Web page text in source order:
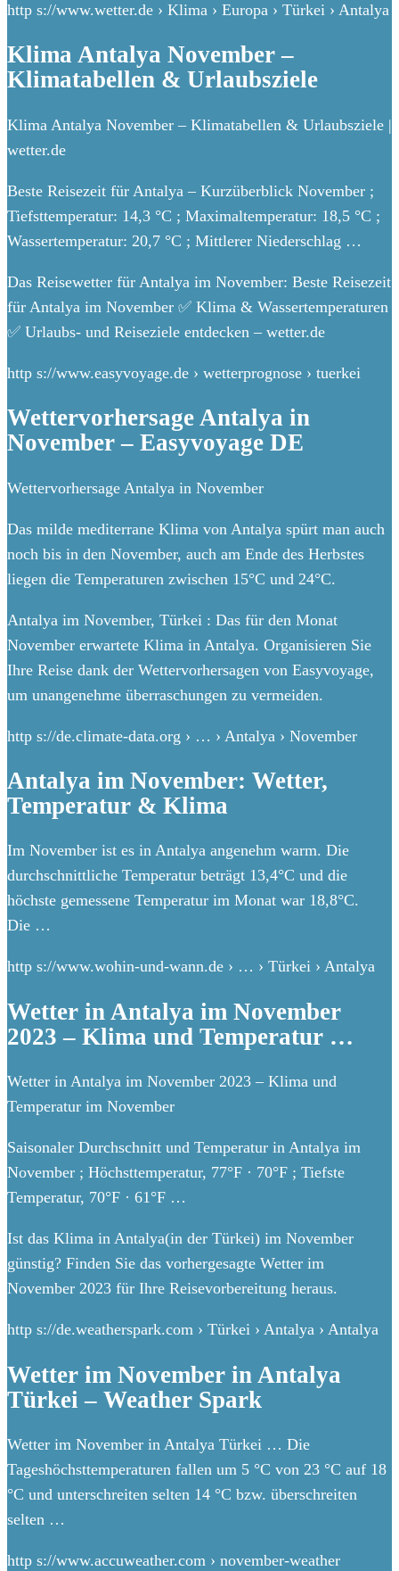
http s://www.wetter.de › Klima › Europa › Türkei › Antalya
Klima Antalya November –
Klimatabellen & Urlaubsziele
Klima Antalya November – Klimatabellen & Urlaubsziele |
wetter.de
Beste Reisezeit für Antalya – Kurzüberblick November ;
Tiefsttemperatur: 14,3 °C ; Maximaltemperatur: 18,5 °C ;
Wassertemperatur: 20,7 °C ; Mittlerer Niederschlag …
Das Reisewetter für Antalya im November: Beste Reisezeit
für Antalya im November ✅ Klima & Wassertemperaturen
✅ Urlaubs- und Reiseziele entdecken – wetter.de
http s://www.easyvoyage.de › wetterprognose › tuerkei
Wettervorhersage Antalya in
November – Easyvoyage DE
Wettervorhersage Antalya in November
Das milde mediterrane Klima von Antalya spürt man auch
noch bis in den November, auch am Ende des Herbstes
liegen die Temperaturen zwischen 15°C und 24°C.
Antalya im November, Türkei : Das für den Monat
November erwartete Klima in Antalya. Organisieren Sie
Ihre Reise dank der Wettervorhersagen von Easyvoyage,
um unangenehme überraschungen zu vermeiden.
http s://de.climate-data.org › … › Antalya › November
Antalya im November: Wetter,
Temperatur & Klima
Im November ist es in Antalya angenehm warm. Die
durchschnittliche Temperatur beträgt 13,4°C und die
höchste gemessene Temperatur im Monat war 18,8°C.
Die …
http s://www.wohin-und-wann.de › … › Türkei › Antalya
Wetter in Antalya im November
2023 – Klima und Temperatur …
Wetter in Antalya im November 2023 – Klima und
Temperatur im November
Saisonaler Durchschnitt und Temperatur in Antalya im
November ; Höchsttemperatur, 77°F · 70°F ; Tiefste
Temperatur, 70°F · 61°F …
Ist das Klima in Antalya(in der Türkei) im November
günstig? Finden Sie das vorhergesagte Wetter im
November 2023 für Ihre Reisevorbereitung heraus.
http s://de.weatherspark.com › Türkei › Antalya › Antalya
Wetter im November in Antalya
Türkei – Weather Spark
Wetter im November in Antalya Türkei … Die
Tageshöchsttemperaturen fallen um 5 °C von 23 °C auf 18
°C und unterschreiten selten 14 °C bzw. überschreiten
selten …
http s://www.accuweather.com › november-weather